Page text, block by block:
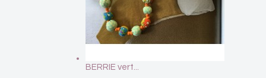
BERRIE vert...